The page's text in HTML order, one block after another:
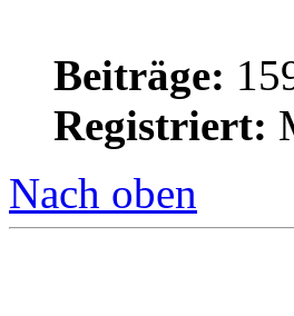
Beiträge:
Registriert:
Nach oben